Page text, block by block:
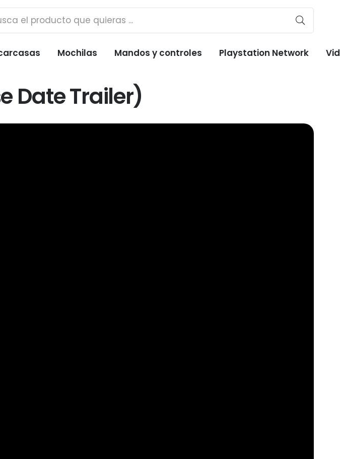
Mochilas Mandos y controles Playstation Network
Date Trailer)